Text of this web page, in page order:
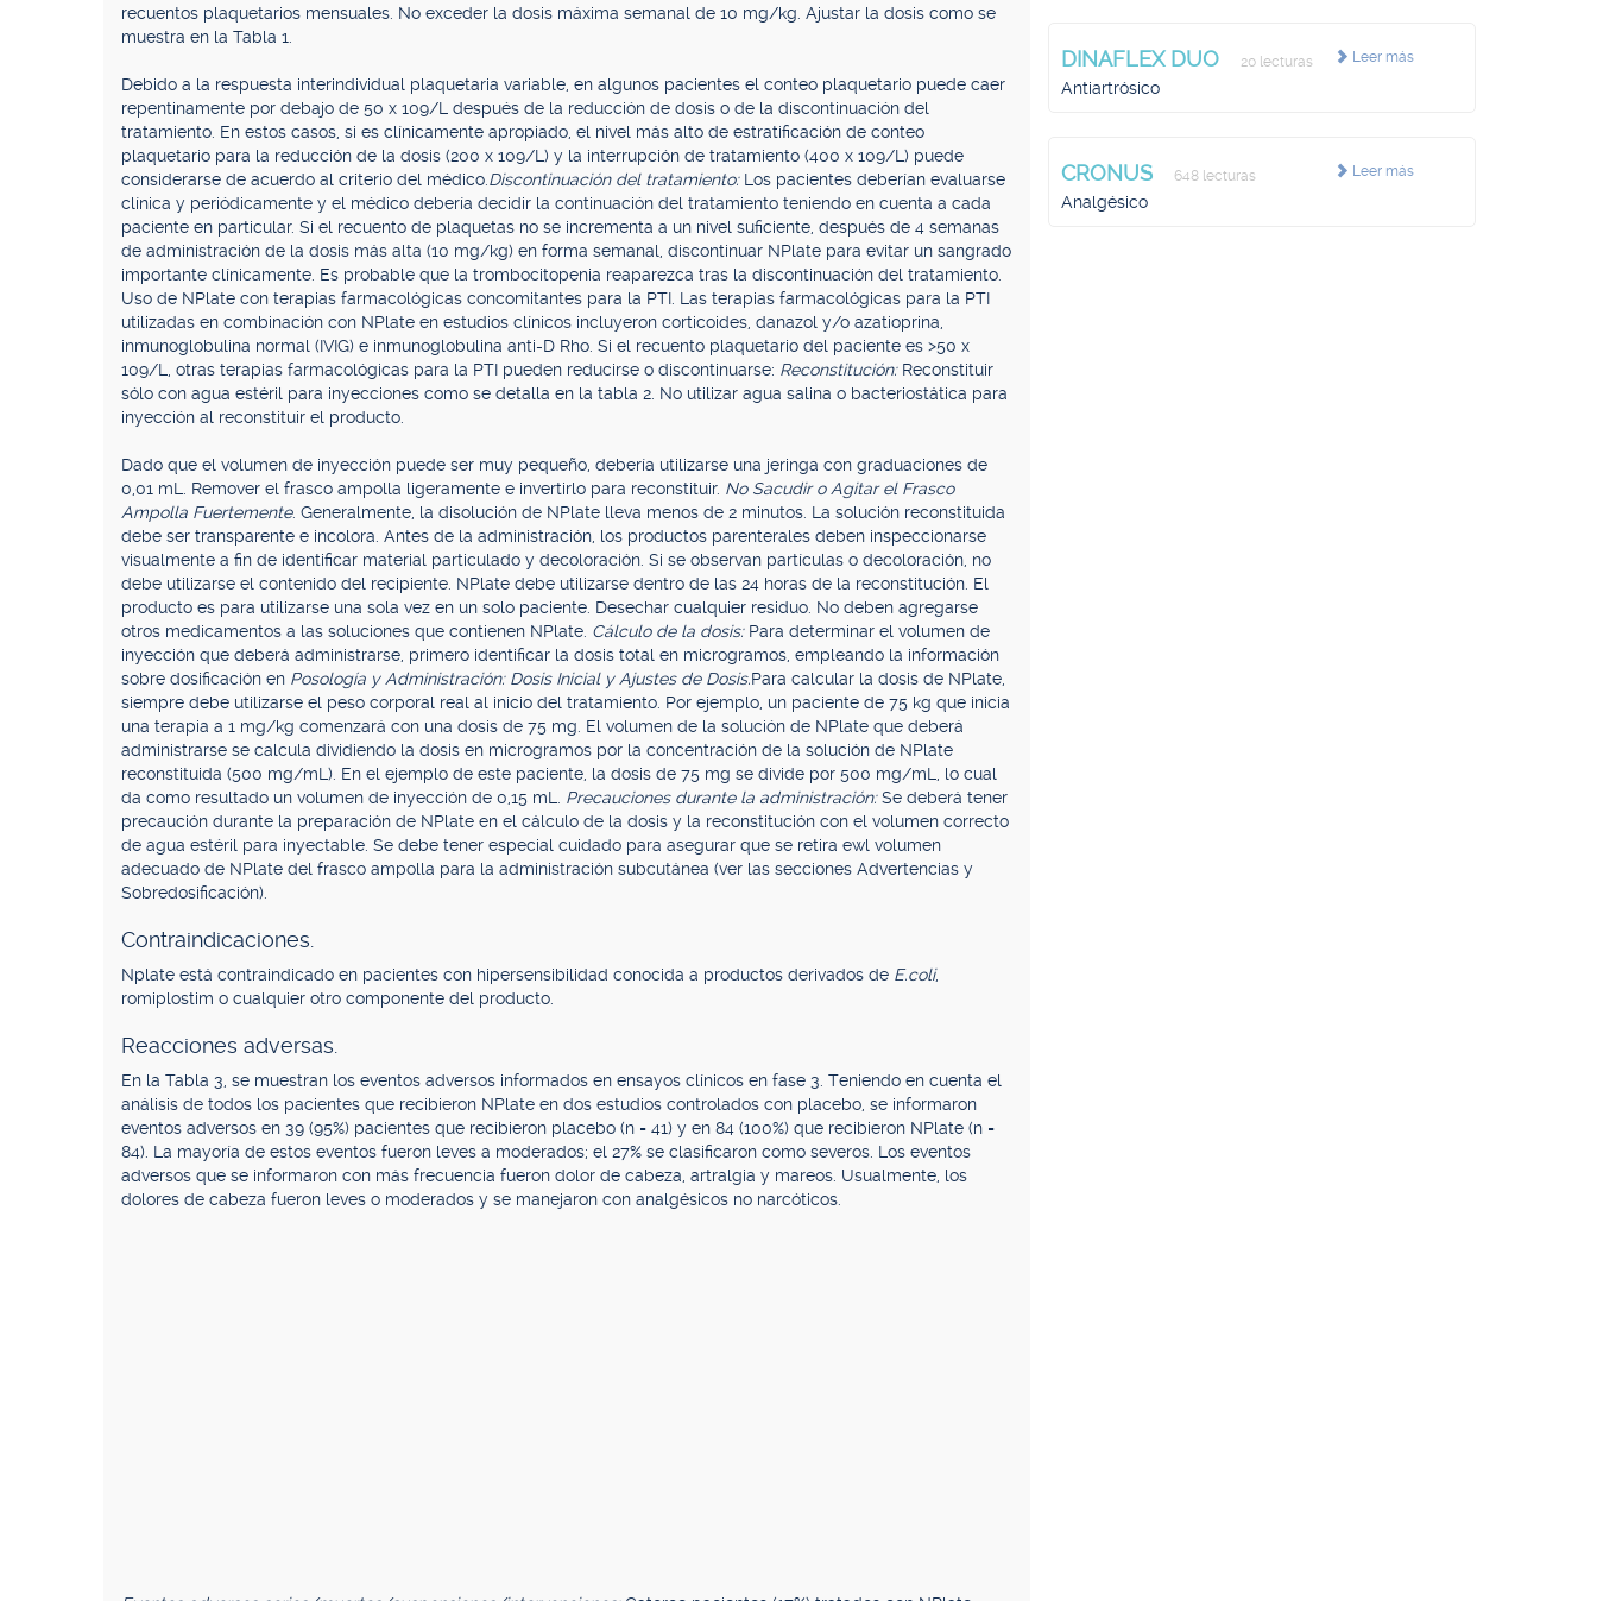
recuentos plaquetarios mensuales. No exceder la dosis máxima semanal de 10 mg/kg. Ajustar la dosis como se
muestra en la Tabla 1.
Debido a la respuesta interindividual plaquetaria variable, en algunos pacientes el conteo plaquetario puede caer
repentinamente por debajo de 50 x 109/L después de la reducción de dosis o de la discontinuación del
tratamiento. En estos casos, si es clínicamente apropiado, el nivel más alto de estratificación de conteo
plaquetario para la reducción de la dosis (200 x 109/L) y la interrupción de tratamiento (400 x 109/L) puede
considerarse de acuerdo al criterio del médico. Discontinuación del tratamiento: Los pacientes deberían evaluarse
clínica y periódicamente y el médico debería decidir la continuación del tratamiento teniendo en cuenta a cada
paciente en particular. Si el recuento de plaquetas no se incrementa a un nivel suficiente, después de 4 semanas
de administración de la dosis más alta (10 mg/kg) en forma semanal, discontinuar NPlate para evitar un sangrado
importante clínicamente. Es probable que la trombocitopenia reaparezca tras la discontinuación del tratamiento.
Uso de NPlate con terapias farmacológicas concomitantes para la PTI. Las terapias farmacológicas para la PTI
utilizadas en combinación con NPlate en estudios clínicos incluyeron corticoides, danazol y/o azatioprina,
inmunoglobulina normal (IVIG) e inmunoglobulina anti-D Rho. Si el recuento plaquetario del paciente es >50 x
109/L, otras terapias farmacológicas para la PTI pueden reducirse o discontinuarse: Reconstitución: Reconstituir
sólo con agua estéril para inyecciones como se detalla en la tabla 2. No utilizar agua salina o bacteriostática para
inyección al reconstituir el producto.
Dado que el volumen de inyección puede ser muy pequeño, debería utilizarse una jeringa con graduaciones de
0,01 mL. Remover el frasco ampolla ligeramente e invertirlo para reconstituir. No Sacudir o Agitar el Frasco
Ampolla Fuertemente. Generalmente, la disolución de NPlate lleva menos de 2 minutos. La solución reconstituida
debe ser transparente e incolora. Antes de la administración, los productos parenterales deben inspeccionarse
visualmente a fin de identificar material particulado y decoloración. Si se observan partículas o decoloración, no
debe utilizarse el contenido del recipiente. NPlate debe utilizarse dentro de las 24 horas de la reconstitución. El
producto es para utilizarse una sola vez en un solo paciente. Desechar cualquier residuo. No deben agregarse
otros medicamentos a las soluciones que contienen NPlate. Cálculo de la dosis: Para determinar el volumen de
inyección que deberá administrarse, primero identificar la dosis total en microgramos, empleando la información
sobre dosificación en Posología y Administración: Dosis Inicial y Ajustes de Dosis.Para calcular la dosis de NPlate,
siempre debe utilizarse el peso corporal real al inicio del tratamiento. Por ejemplo, un paciente de 75 kg que inicia
una terapia a 1 mg/kg comenzará con una dosis de 75 mg. El volumen de la solución de NPlate que deberá
administrarse se calcula dividiendo la dosis en microgramos por la concentración de la solución de NPlate
reconstituida (500 mg/mL). En el ejemplo de este paciente, la dosis de 75 mg se divide por 500 mg/mL, lo cual
da como resultado un volumen de inyección de 0,15 mL. Precauciones durante la administración:Se deberá tener
precaución durante la preparación de NPlate en el cálculo de la dosis y la reconstitución con el volumen correcto
de agua estéril para inyectable. Se debe tener especial cuidado para asegurar que se retira ewl volumen
adecuado de NPlate del frasco ampolla para la administración subcutánea (ver las secciones Advertencias y
Sobredosificación).
Contraindicaciones.
Nplate está contraindicado en pacientes con hipersensibilidad conocida a productos derivados de E.coli,
romiplostim o cualquier otro componente del producto.
Reacciones adversas.
En la Tabla 3, se muestran los eventos adversos informados en ensayos clínicos en fase 3. Teniendo en cuenta el
análisis de todos los pacientes que recibieron NPlate en dos estudios controlados con placebo, se informaron
eventos adversos en 39 (95%) pacientes que recibieron placebo (n = 41) y en 84 (100%) que recibieron NPlate (n =
84). La mayoría de estos eventos fueron leves a moderados; el 27% se clasificaron como severos. Los eventos
adversos que se informaron con más frecuencia fueron dolor de cabeza, artralgia y mareos. Usualmente, los
dolores de cabeza fueron leves o moderados y se manejaron con analgésicos no narcóticos.
Leer más
DINAFLEX DUO 20 lecturas
Antiartrósico
Leer más
CRONUS 648 lecturas
Analgésico